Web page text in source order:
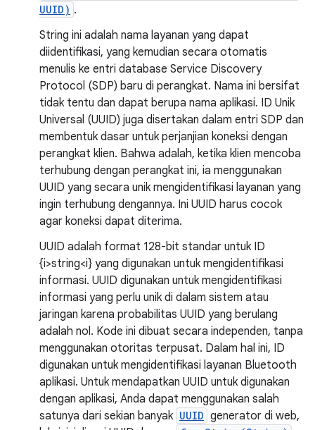
UUID) .
String ini adalah nama layanan yang dapat
diidentifikasi, yang kemudian secara otomatis
menulis ke entri database Service Discovery
Protocol (SDP) baru di perangkat. Nama ini bersifat
tidak tentu dan dapat berupa nama aplikasi. ID Unik
Universal (UUID) juga disertakan dalam entri SDP dan
membentuk dasar untuk perjanjian koneksi dengan
perangkat klien. Bahwa adalah, ketika klien mencoba
terhubung dengan perangkat ini, ia menggunakan
UUID yang secara unik mengidentifikasi layanan yang
ingin terhubung dengannya. Ini UUID harus cocok
agar koneksi dapat diterima.
UUID adalah format 128-bit standar untuk ID
{i>string<i} yang digunakan untuk mengidentifikasi
informasi. UUID digunakan untuk mengidentifikasi
informasi yang perlu unik di dalam sistem atau
jaringan karena probabilitas UUID yang berulang
adalah nol. Kode ini dibuat secara independen, tanpa
menggunakan otoritas terpusat. Dalam hal ini, ID
digunakan untuk mengidentifikasi layanan Bluetooth
aplikasi. Untuk mendapatkan UUID untuk digunakan
dengan aplikasi, Anda dapat menggunakan salah
satunya dari sekian banyak UUID generator di web,